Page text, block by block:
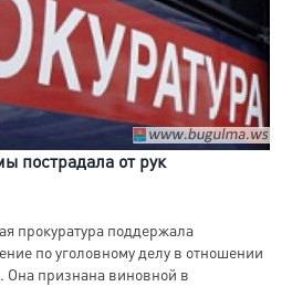
пострадала от рук
прокуратура поддержала
по уголовному делу в отношении
Она признана виновной в